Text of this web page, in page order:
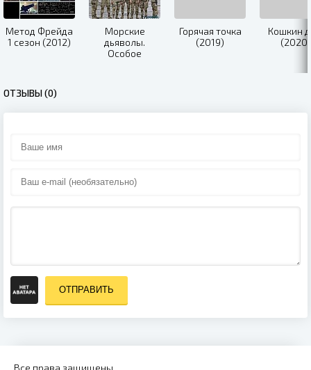
Метод Фрейда
1 сезон (2012)
Морские
дьяволы.
Особое
Горячая точка
(2019)
Кошкин
(2020)
ОТЗЫВЫ (0)
ОТПРАВИТЬ
Все права защищены.